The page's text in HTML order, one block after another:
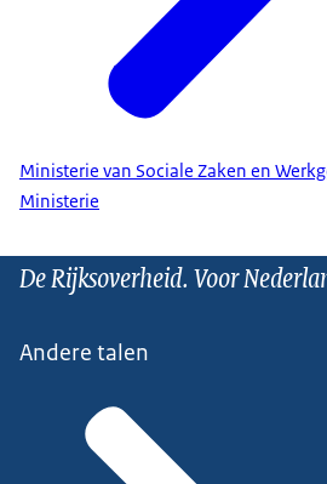
Ministerie van Sociale Zaken en
Ministerie
De Rijksoverheid. Voor
Andere talen